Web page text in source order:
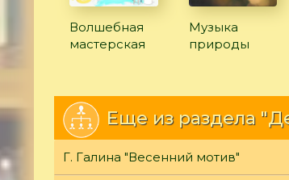
Волшебная
мастерская
Музыка
природы
Еще из раздела
Г. Галина "Весенний мотив"